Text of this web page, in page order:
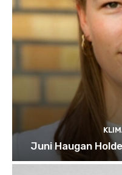
Juni Haugan